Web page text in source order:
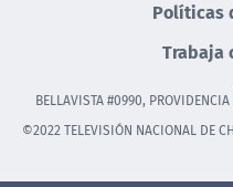
Políticas
Trabaja
BELLAVISTA #0990,
©2022 TELEVISIÓN NACIONAL DE